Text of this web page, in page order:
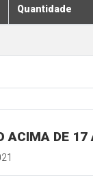
Quantidade
ACIMA DE 17